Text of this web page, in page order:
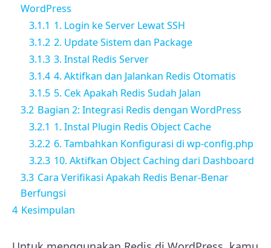
WordPress
3.1.1 1. Login ke Server Lewat SSH
3.1.2 2. Update Sistem dan Package
3.1.3 3. Instal Redis Server
3.1.4 4. Aktifkan dan Jalankan Redis Otomatis
3.1.5 5. Cek Apakah Redis Sudah Jalan
3.2 Bagian 2: Integrasi Redis dengan WordPress
3.2.1 1. Instal Plugin Redis Object Cache
3.2.2 6. Tambahkan Konfigurasi di wp-config.php
3.2.3 10. Aktifkan Object Caching dari Dashboard
3.3 Cara Verifikasi Apakah Redis Benar-Benar
Berfungsi
4 Kesimpulan